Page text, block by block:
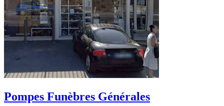
Pompes Funèbres Générales